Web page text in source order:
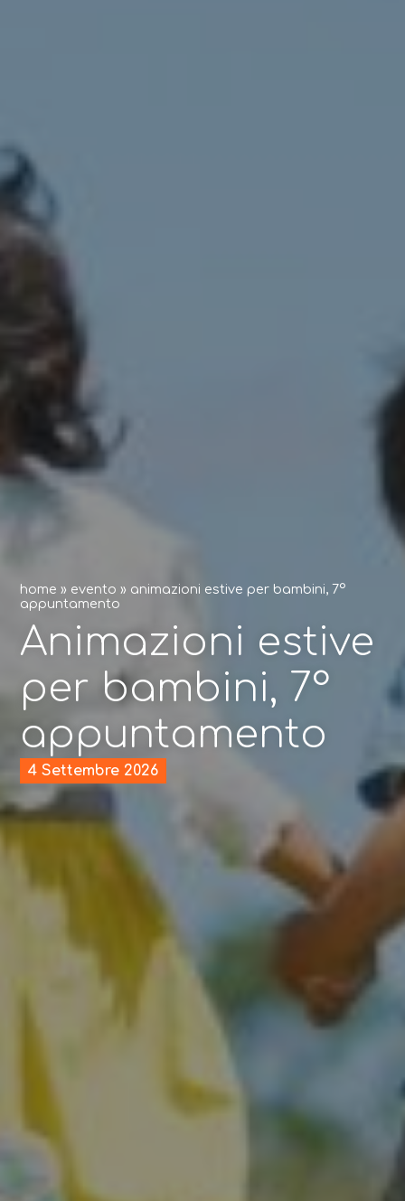
home » evento » animazioni estive per bambini, 7°
appuntamento
Animazioni estive
per bambini, 7°
appuntamento
4 Settembre 2026